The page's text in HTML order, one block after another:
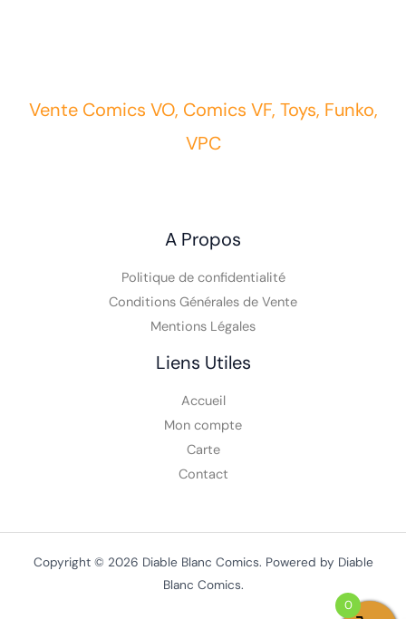
A Propos
Politique de confidentialité
Conditions Générales de Vente
Liens Utiles
Accueil
Mon compte
Copyright © 2026 Diable Blanc Comics. Powered by Diable
0